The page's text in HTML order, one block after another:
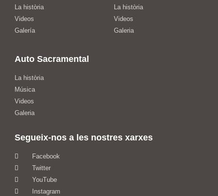
La història
Videos
Galería
La història
Videos
Galeria
Auto Sacramental
La història
Música
Videos
Galeria
Segueix-nos a les nostres xarxes
Facebook
Twitter
YouTube
Instagram